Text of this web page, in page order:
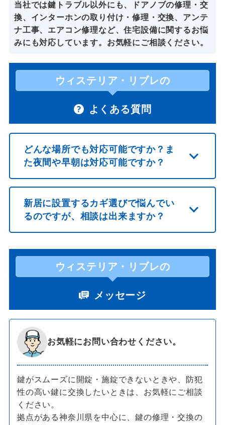
当社では鍵トラブル以外にも、ドアノブの修理・交
換、インターホンの取り付け・修理・交換、アンテ
ナ工事、エアコン修理など、住宅設備に関するお悩
みにも対応しています。お気軽にご相談ください。
ウィステリア・リブレの
よくある質問
どんな場所でも対応可能ですか？ま
た夜間や早朝は対応可能ですか？
新居に設置するカギ選びで悩んでい
るのですが、相談は出来ますか？
ウィステリア・リブレの
メッセージ
お気軽にお問い合わせください。
鍵がスムーズに開錠・施錠できないときや、防犯
性の高い鍵に交換したいときは、お気軽にご相談
ください。
拠点がある神奈川県を中心に、鍵の修理・交換の